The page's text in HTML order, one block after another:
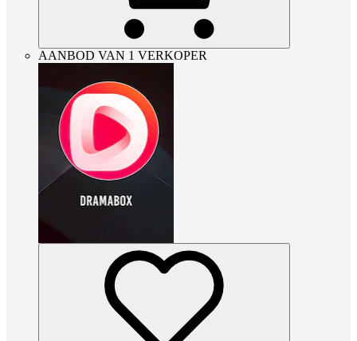
AANBOD VAN 1 VERKOPER